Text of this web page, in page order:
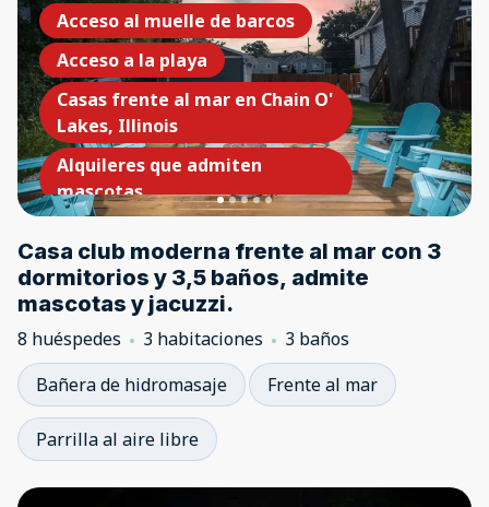
Acceso al muelle de barcos
Acceso a la playa
Casas frente al mar en Chain O'
Lakes, Illinois
Alquileres que admiten
mascotas
Downtown Vibes
Casa club moderna frente al mar con 3
dormitorios y 3,5 baños, admite
mascotas y jacuzzi.
8 huéspedes 3 habitaciones
3 baños
Bañera de hidromasaje
Frente al mar
Parrilla al aire libre